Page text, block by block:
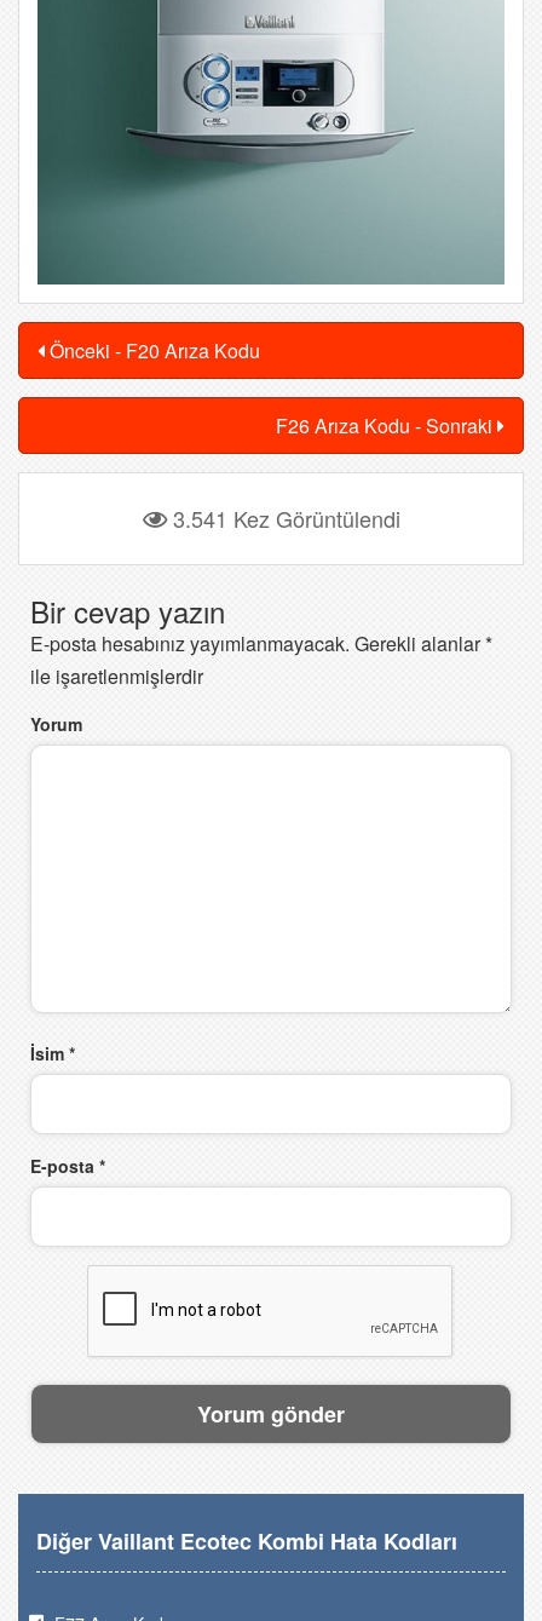
Önceki - F20 Arıza Kodu
F26 Arıza Kodu - Sonraki
3.541 Kez Görüntülendi
Bir cevap yazın
E-posta hesabınız yayımlanmayacak. Gerekli alanlar*
ile işaretlenmişlerdir
Yorum
İsim *
E-posta *
Diğer Vaillant Ecotec Kombi Hata Kodları